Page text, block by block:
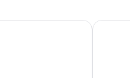
Spa Cross